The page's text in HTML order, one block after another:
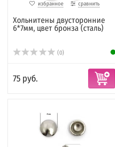
избранное сравнить
Хольнитены двусторонние
6*7мм, цвет бронза (сталь)
(0)
75 руб.